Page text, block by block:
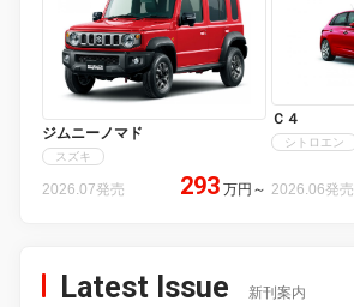
ジムニーノマド
スズキ
2026.07発売 293 万円 ～
Ｃ４
シトロエン
2026.06発売
Latest Issue 新刊案内